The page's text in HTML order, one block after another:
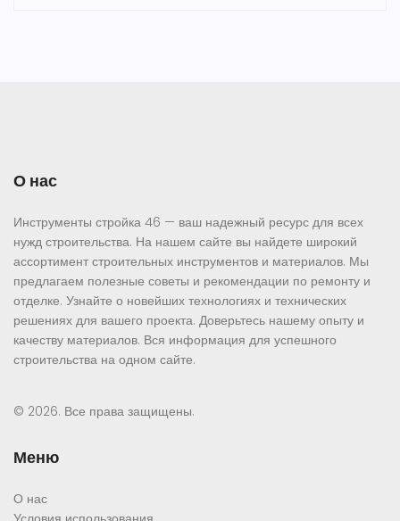
О нас
Инструменты стройка 46 — ваш надежный ресурс для всех
нужд строительства. На нашем сайте вы найдете широкий
ассортимент строительных инструментов и материалов. Мы
предлагаем полезные советы и рекомендации по ремонту и
отделке. Узнайте о новейших технологиях и технических
решениях для вашего проекта. Доверьтесь нашему опыту и
качеству материалов. Вся информация для успешного
строительства на одном сайте.
© 2026. Все права защищены.
Меню
О нас